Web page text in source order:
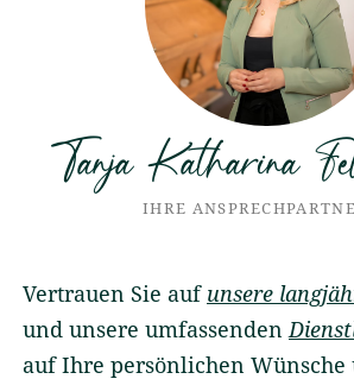
Tanja Katharina
IHRE
Vertrauen Sie auf unsere
und unsere umfassenden
auf Ihre persönlichen Wünsche